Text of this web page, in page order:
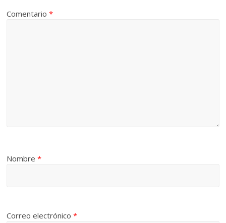
Comentario*
Nombre*
Correo electrónico*